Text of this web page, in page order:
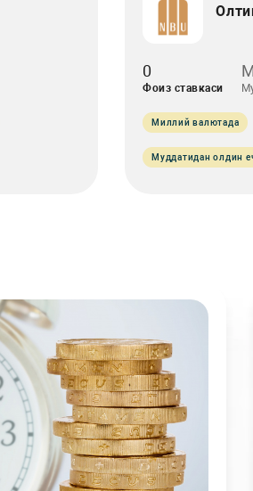
0
Фоиз ставкаси
Миллий валютада
Муддатидан олдин